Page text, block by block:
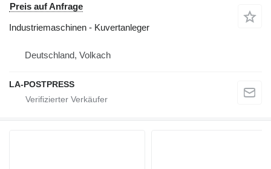
Preis auf Anfrage
Industriemaschinen - Kuvertanleger
Deutschland, Volkach
LA-POSTPRESS